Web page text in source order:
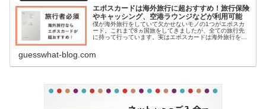
エポスカードは海外旅行に超おすすめ！旅行保険
やキャッシング、空港ラウンジなどが利用可能
僕が海外旅行をしていて欠かせないモノの1つがエポスカ
ード。これまで8ヵ国旅をしてきましたが、全ての旅行先
に持って行っています。実はエポスカードは海外旅行をす
guesswhat-blog.com